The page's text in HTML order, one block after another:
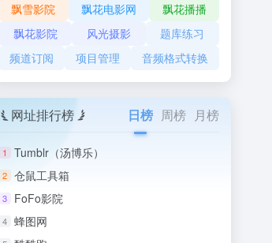
飘雪影院
飘花电影网
飘花播播
飘花影院
风光摄影
题库练习
频道订阅
项目管理 音频格式转换
网址排行榜 日榜 周榜 月榜
1 Tumblr（汤博乐）
2 仓鼠工具箱
3 FoFo影院
4 蜂图网